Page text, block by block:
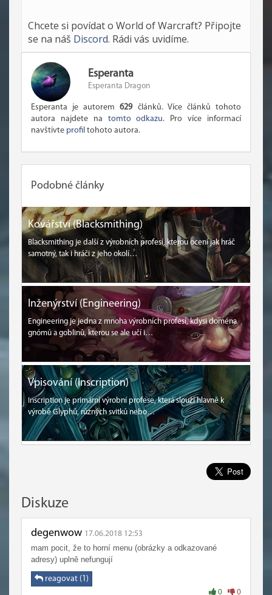
Chcete si povídat o World of Warcraft? Připojte
se na náš Discord. Rádi vás uvidíme.
Esperanta
Esperanta Dragon
Esperanta je autorem629článků. Více článků tohoto
autora najdete na tomto odkazu. Pro více informací
navštivte profil tohoto autora.
Podobné články
Kovářství (Blacksmithing)
Blacksmithing je další z výrobních profesí, kterou ocení jak hráč
samotný, tak i hráči z jeho okolí…
Inženýrství (Engineering)
Engineering je jedna z mnoha výrobních profesí, kdysi doména
gnómů a goblinů, kterou se ale učí i…
Vpisování (Inscription)
Inscription je primární výrobní profese, která slouží hlavně k
výrobě Glyphů, různých svitků nebo…
Diskuze
degenwow 17.06.2018 12:53
mam pocit, že to horní menu (obrázky a odkazované
adresy) uplně nefungují
reagovat (1)
0 0